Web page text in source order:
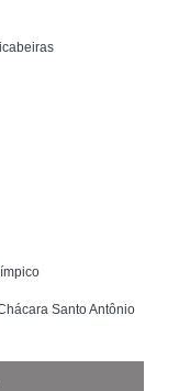
Santo Antônio